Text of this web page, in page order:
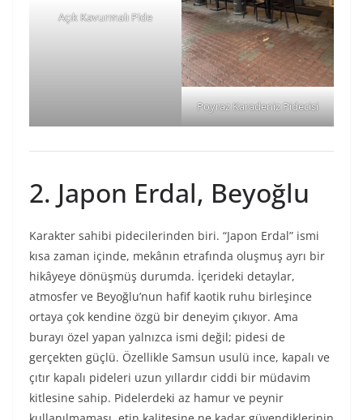
Açık Kavurmalı Pide
Poyraz Karadeniz Pidecisi
2. Japon Erdal, Beyoğlu
Karakter sahibi pidecilerinden biri. “Japon Erdal” ismi
kısa zaman içinde, mekânın etrafında oluşmuş ayrı bir
hikâyeye dönüşmüş durumda. İçerideki detaylar,
atmosfer ve Beyoğlu’nun hafif kaotik ruhu birleşince
ortaya çok kendine özgü bir deneyim çıkıyor. Ama
burayı özel yapan yalnızca ismi değil; pidesi de
gerçekten güçlü. Özellikle Samsun usulü ince, kapalı ve
çıtır kapalı pideleri uzun yıllardır ciddi bir müdavim
kitlesine sahip. Pidelerdeki az hamur ve peynir